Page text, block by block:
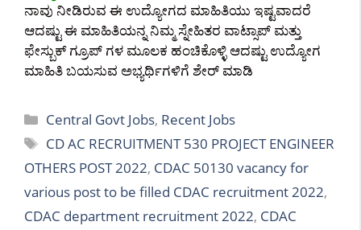
ನಾವು ನೀಡಿರುವ ಈ ಉದ್ಯೋಗದ ಮಾಹಿತಿಯು ಇಷ್ಟವಾದರೆ
ಆದಷ್ಟು ಈ ಮಾಹಿತಿಯನ್ನ ನಿಮ್ಮ ಸ್ನೇಹಿತರ ವಾಟ್ಸಾಪ್ ಮತ್ತು
ಫೇಸ್ಬುಕ್ ಗ್ರೂಪ್ ಗಳ ಮೂಲಕ ಹಂಚಿಕೊಳ್ಳಿ ಆದಷ್ಟು ಉದ್ಯೋಗ
ಮಾಹಿತಿ ಬಯಸುವ ಅಭ್ಯರ್ಥಿಗಳಿಗೆ ಶೇರ್ ಮಾಡಿ
Categories
Central Govt Jobs, Recent Jobs
Tags
CD AC RECRUITMENT 530 PROJECT ENGINEER
OTHERS POST 2022, CDAC 50130 vacancy for
various post to be filled CDAC recruitment 2022,
CDAC department recruitment 2022, CDAC